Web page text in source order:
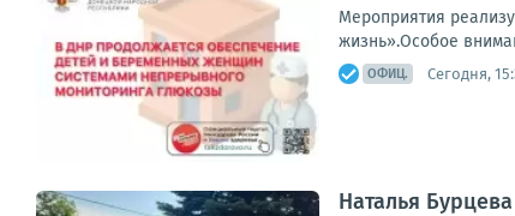
Мероприятия
жизнь».Особое
ОФИЦ. Сегодня,
Наталья